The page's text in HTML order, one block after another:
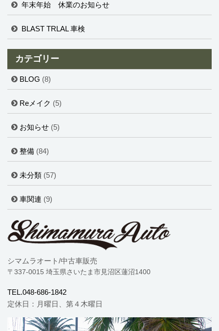
年末年始 休業のお知らせ
BLAST TRLAL 車検
カテゴリー
BLOG (8)
Reメイク (5)
お知らせ (5)
整備 (84)
未分類 (57)
車関連 (9)
シマムラオート/中古車販売
〒337-0015 埼玉県さいたま市見沼区蓮沼1400
TEL.048-686-1842
定休日：月曜日、第４木曜日